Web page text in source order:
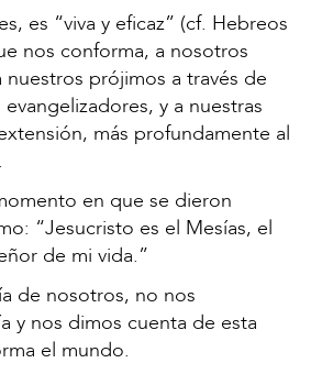
es “viva y eficaz” (cf. Hebreos
nos conforma, a nosotros
prójimos a través de
y a nuestras
más profundamente al
en que se dieron
“Jesucristo es el Mesías, el
de mi vida.”
de nosotros, no nos
y nos dimos cuenta de esta
el mundo.